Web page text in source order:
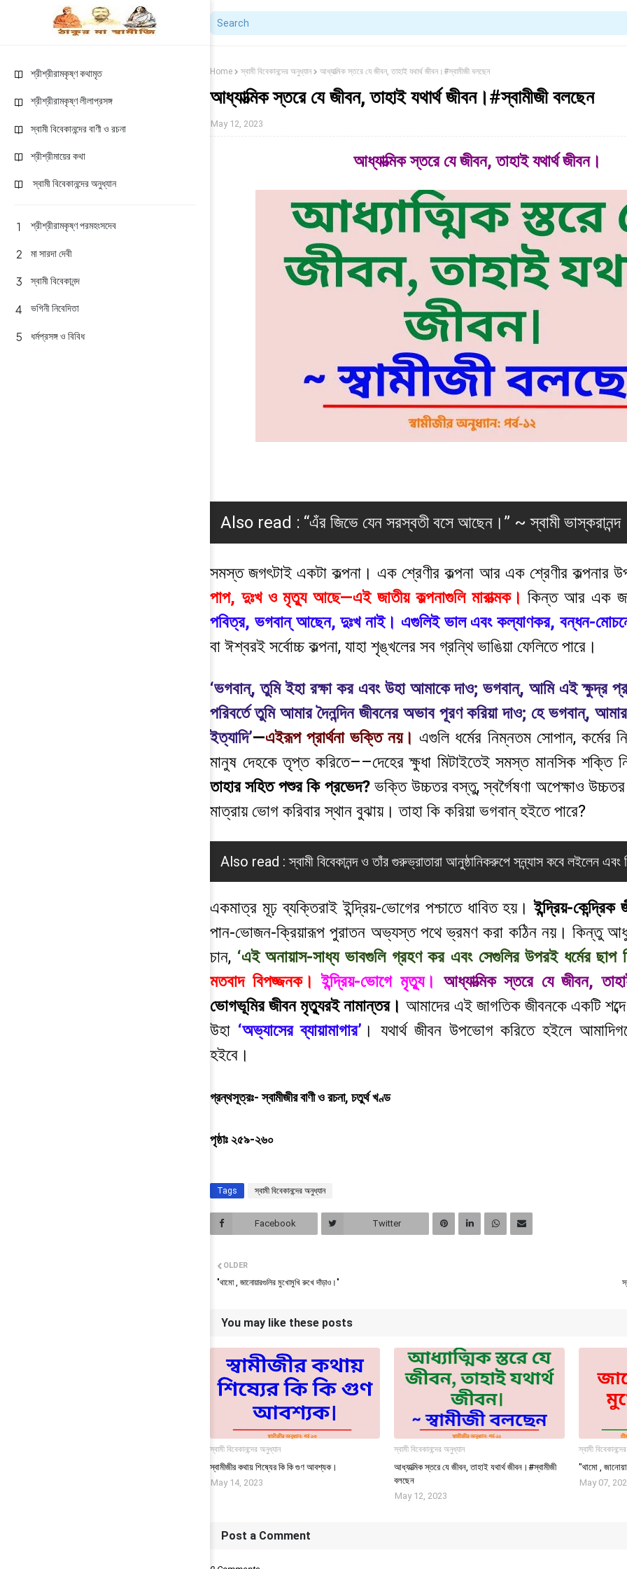
শ্রীশ্রীরামকৃষ্ণ কথামৃত
শ্রীশ্রীরামকৃষ্ণ লীলাপ্রসঙ্গ
স্বামী বিবেকানন্দের বাণী ও রচনা
শ্রীশ্রীমায়ের কথা
স্বামী বিবেকানন্দের অনুধ্যান
শ্রীশ্রীরামকৃষ্ণ পরমহংসদেব
মা সারদা দেবী
স্বামী বিবেকানন্দ
ভগিনী নিবেদিতা
ধর্মপ্রসঙ্গ ও বিবিধ
Home স্বামী বিবেকানন্দের অনুধ্যান আধ্যাত্মিক স্তরে যে জীবন, তাহাই যথার্থ জীবন।#স্বামীজী বলছেন
আধ্যাত্মিক স্তরে যে জীবন, তাহাই যথার্থ জীবন।#স্বামীজী বলছেন
May 12, 2023
আধ্যাত্মিক স্তরে যে জীবন, তাহাই যথার্থ জীবন।
Also read : “এঁর জিভে যেন সরস্বতী বসে আছেন।” ~ স্বামী ভাস্করানন্দ
সমস্ত জগৎটাই একটা কল্পনা। এক শ্রেণীর কল্পনা আর এক শ্রেণীর কল্পনার
পাপ, দুঃখ ও মৃত্যু আছে—এই জাতীয় কল্পনাগুলি মারাত্মক। কিন্ত আর এক
পবিত্র, ভগবান্ আছেন, দুঃখ নাই। এগুলিই ভাল এবং কল্যাণকর, বন্ধন-
বা ঈশ্বরই সর্বোচ্চ কল্পনা, যাহা শৃঙ্খলের সব গ্রন্থি ভাঙিয়া ফেলিতে পারে।
‘ভগবান্, তুমি ইহা রক্ষা কর এবং উহা আমাকে দাও; ভগবান্, আমি এই ক্ষুদ্র
পরিবর্তে তুমি আমার দৈনন্দিন জীবনের অভাব পূরণ করিয়া দাও; হে ভগবান্, আমার
ইত্যাদি’—এইরূপ প্রার্থনা ভক্তি নয়। এগুলি ধর্মের নিম্নতম সোপান,
মানুষ দেহকে তৃপ্ত করিতে––দেহের ক্ষুধা মিটাইতেই সমস্ত মানসিক শক্তি
তাহার সহিত পশুর কি প্রভেদ?ভক্তি উচ্চতর বস্তু, স্বর্গৈষণা অপেক্ষাও
মাত্রায় ভোগ করিবার স্থান বুঝায়। তাহা কি করিয়া ভগবান্ হইতে পারে?
Also read : স্বামী বিবেকানন্দ ও তাঁর গুরুভ্রাতারা আনুষ্ঠানিকরুপে সন্ন্যাস কবে লইলেন এবং
একমাত্র মূঢ় ব্যক্তিরাই ইন্দ্রিয়-ভোগের পশ্চাতে ধাবিত হয়।ইন্দ্রিয়-
পান-ভোজন-ক্রিয়ারূপ পুরাতন অভ্যস্ত পথে ভ্রমণ করা কঠিন নয়। কিন্তু
চান, ‘এই অনায়াস-সাধ্য ভাবগুলি গ্রহণ কর এবং সেগুলির উপরই ধর্মের ছাপ
মতবাদ বিপজ্জনক। ইন্দ্রিয়-ভোগে মৃত্যু। আধ্যাত্মিক স্তরে যে জীবন,
ভোগভূমির জীবন মৃত্যুরই নামান্তর। আমাদের এই জাগতিক জীবনকে একটি শব্দে
উহা ‘অভ্যাসের ব্যায়ামাগার’ । যথার্থ জীবন উপভোগ করিতে হইলে
হইবে।
গ্রন্থসূত্রঃ- স্বামীজীর বাণী ও রচনা, চতুর্থ খণ্ড
পৃষ্ঠাঃ ২৫৯-২৬০
Tags স্বামী বিবেকানন্দের অনুধ্যান
Facebook Twitter
OLDER
"থামো , জানোয়ারগুলির মুখোমুখি রুখে দাঁড়াও।"
You may like these posts
স্বামী বিবেকানন্দের অনুধ্যান
স্বামীজীর কথায় শিষ্যের কি কি গুণ আবশ্যক।
May 14, 2023
স্বামী বিবেকানন্দের অনুধ্যান
আধ্যাত্মিক স্তরে যে জীবন, তাহাই যথার্থ জীবন।#স্বামীজী
বলছেন
May 12, 2023
স্বামী
"থামো ,
May 07,
Post a Comment